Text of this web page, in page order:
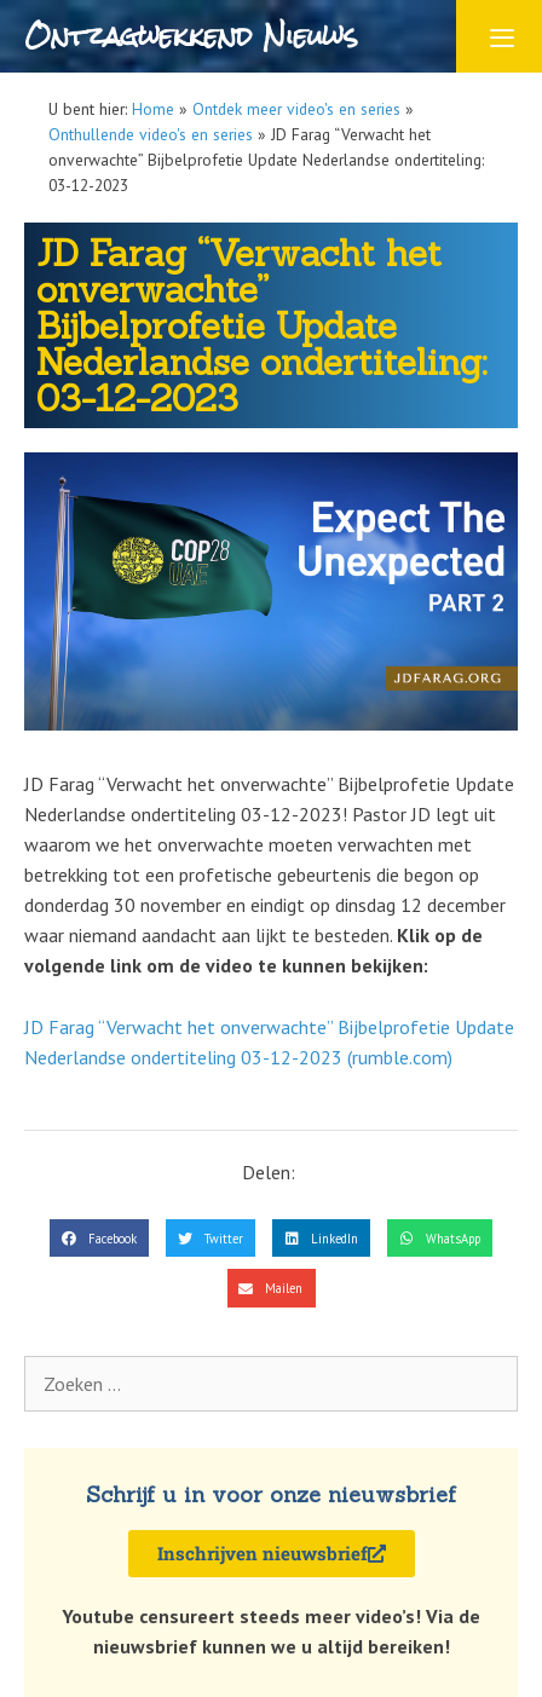
Ontzagwekkend Nieuws
U bent hier: Home » Ontdek meer video's en series »
Onthullende video's en series » JD Farag “Verwacht het
onverwachte” Bijbelprofetie Update Nederlandse ondertiteling:
03-12-2023
JD Farag “Verwacht het
onverwachte”
Bijbelprofetie Update
Nederlandse ondertiteling:
03-12-2023
JD Farag “Verwacht het onverwachte” Bijbelprofetie Update
Nederlandse ondertiteling 03-12-2023! Pastor JD legt uit
waarom we het onverwachte moeten verwachten met
betrekking tot een profetische gebeurtenis die begon op
donderdag 30 november en eindigt op dinsdag 12 december
waar niemand aandacht aan lijkt te besteden. Klik op de
volgende link om de video te kunnen bekijken:
JD Farag “Verwacht het onverwachte” Bijbelprofetie Update
Nederlandse ondertiteling 03-12-2023 (rumble.com)
Delen:
Facebook Twitter LinkedIn WhatsApp
Mailen
Schrijf u in voor onze nieuwsbrief
Inschrijven nieuwsbrief
Youtube censureert steeds meer video’s! Via de
nieuwsbrief kunnen we u altijd bereiken!